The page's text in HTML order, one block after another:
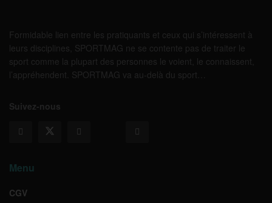
Formidable lien entre les pratiquants et ceux qui s’intéressent à
leurs disciplines, SPORTMAG ne se contente pas de traiter le
sport comme la plupart des personnes le voient, le connaissent,
l’appréhendent. SPORTMAG va au-delà du sport…
Suivez-nous
Menu
CGV